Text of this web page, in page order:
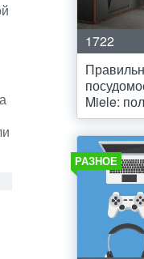
1722
Miele:
РАЗНОЕ